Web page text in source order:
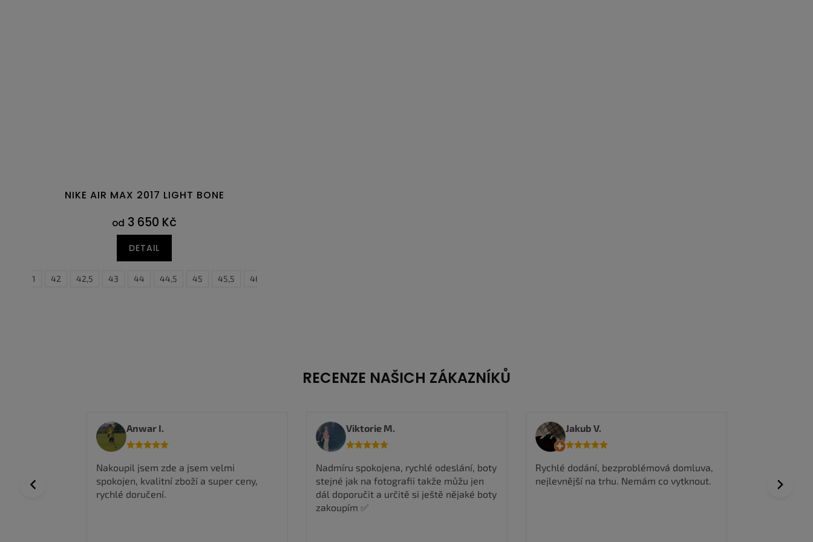
NIKE AIR MAX 2017 LIGHT BONE
od 3 650 Kč
DETAIL
41 42 42,5 43 44 44,5 45 45,5 46
RECENZE NAŠICH ZÁKAZNÍKŮ
Previous
Anwar I.
Nakoupil jsem zde a jsem velmi
spokojen, kvalitní zboží a super ceny,
rychlé doručení.
Viktorie M.
Nadmíru spokojena, rychlé odeslání, boty
stejné jak na fotografii takže můžu jen
dál doporučit a určitě si ještě nějaké boty
zakoupím ✅
Jakub V.
Rychlé dodání, bezproblémová domluva,
nejlevnější na trhu. Nemám co vytknout.
vyřízení
Dobrá
Next